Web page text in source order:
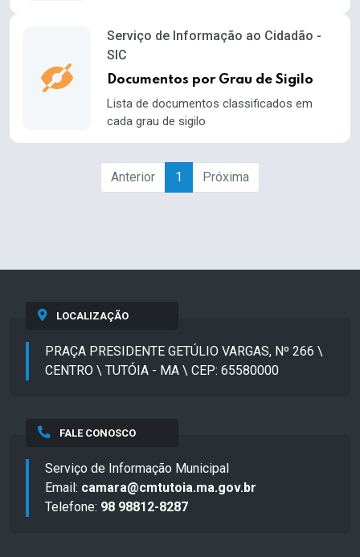
Serviço de Informação ao Cidadão -
SIC
Documentos por Grau de Sigilo
Lista de documentos classificados em
cada grau de sigilo
Anterior 1 Próxima
LOCALIZAÇÃO
PRAÇA PRESIDENTE GETÚLIO VARGAS, Nº 266 \
CENTRO \ TUTÓIA - MA \ CEP: 65580000
FALE CONOSCO
Serviço de Informação Municipal
Email: camara@cmtutoia.ma.gov.br
Telefone: 98 98812-8287